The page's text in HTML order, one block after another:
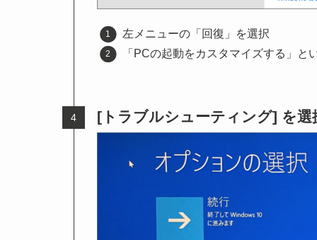
左メニューの「回復」を選択
「PCの起動をカスタマイズする」
[トラブルシューティング] を選